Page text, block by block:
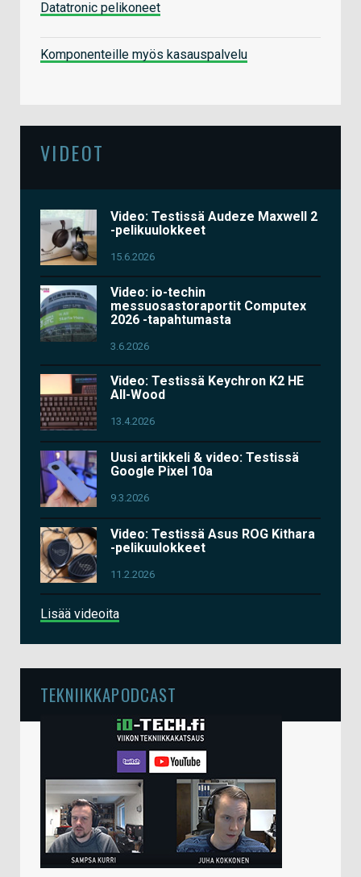
Datatronic pelikoneet
Komponenteille myös kasauspalvelu
VIDEOT
Video: Testissä Audeze Maxwell 2
-pelikuulokkeet
15.6.2026
Video: io-techin
messuosastoraportit Computex
2026 -tapahtumasta
3.6.2026
Video: Testissä Keychron K2 HE
All-Wood
13.4.2026
Uusi artikkeli & video: Testissä
Google Pixel 10a
9.3.2026
Video: Testissä Asus ROG Kithara
-pelikuulokkeet
11.2.2026
Lisää videoita
TEKNIIKKAPODCAST